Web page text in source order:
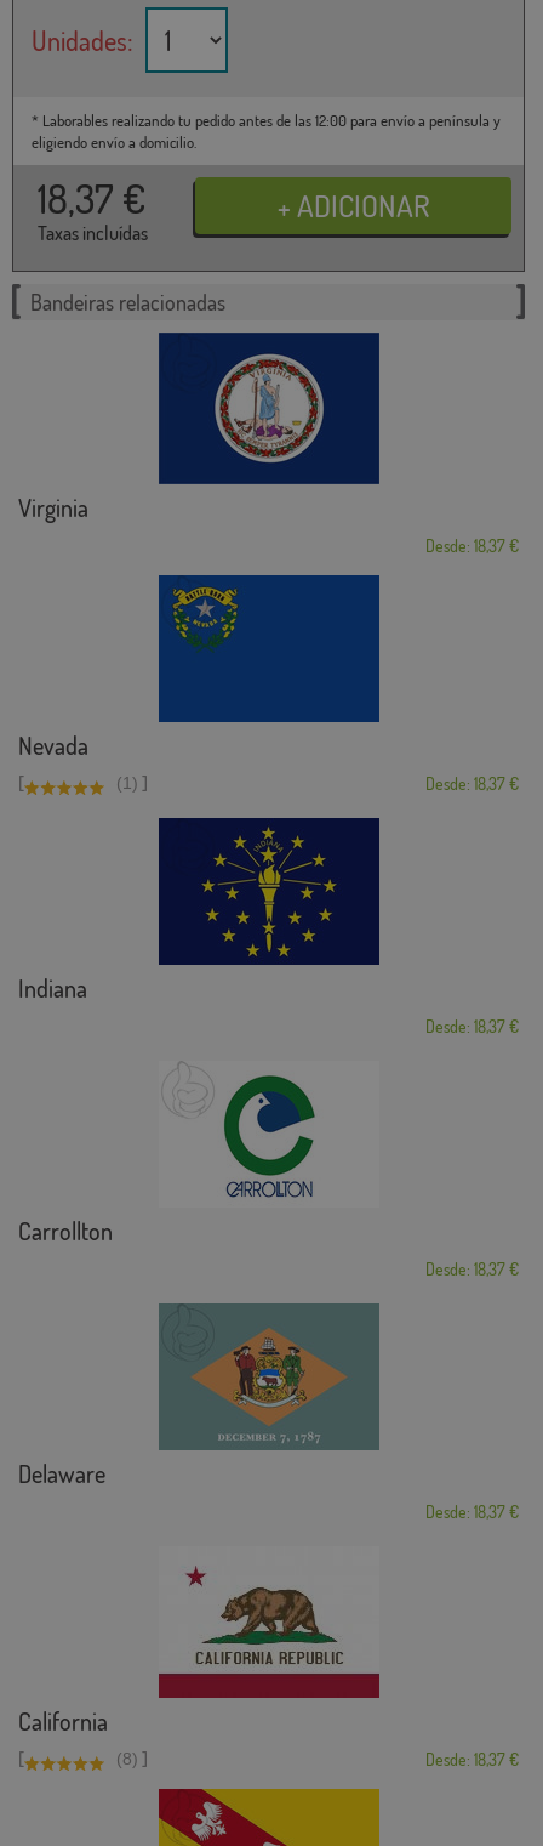
Unidades:
* Laborables realizando tu pedido antes de las 12:00 para envío a península y
eligiendo envío a domicilio.
18,37 €
Taxas incluídas
Bandeiras relacionadas
Virginia
Desde: 18,37 €
Nevada
[ (1) ] Desde: 18,37 €
Indiana
Desde: 18,37 €
Carrollton
Desde: 18,37 €
Delaware
Desde: 18,37 €
California
[ (8) ] Desde: 18,37 €